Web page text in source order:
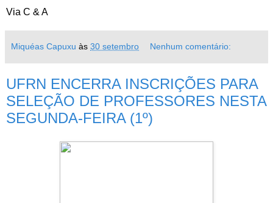
Via C & A
Miquéas Capuxu às 30 setembro Nenhum comentário:
UFRN ENCERRA INSCRIÇÕES PARA
SELEÇÃO DE PROFESSORES NESTA
SEGUNDA-FEIRA (1º)